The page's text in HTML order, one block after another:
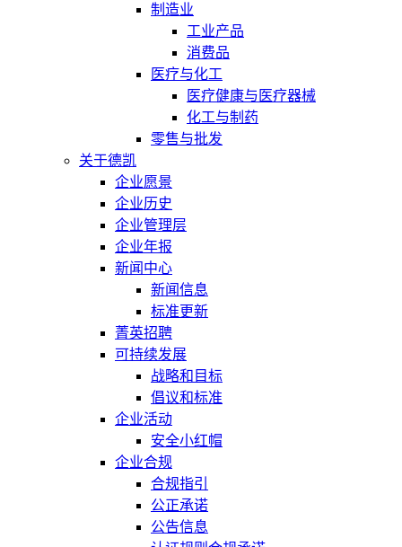
制造业
工业产品
消费品
医疗与化工
医疗健康与医疗器械
化工与制药
零售与批发
关于德凯
企业愿景
企业历史
企业管理层
企业年报
新闻中心
新闻信息
标准更新
菁英招聘
可持续发展
战略和目标
倡议和标准
企业活动
安全小红帽
企业合规
合规指引
公正承诺
公告信息